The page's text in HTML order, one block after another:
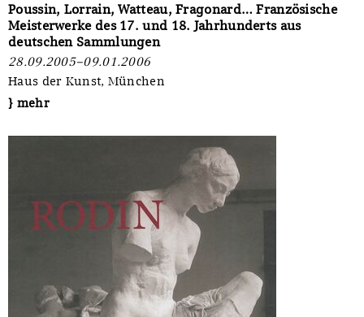
Poussin, Lorrain, Watteau, Fragonard… Französische
Meisterwerke des 17. und 18. Jahrhunderts aus
deutschen Sammlungen
28.09.2005–09.01.2006
Haus der Kunst, München
} mehr